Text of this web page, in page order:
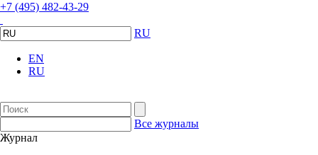
+7 (495) 482-43-29
RU
EN
RU
Все журналы
Журнал